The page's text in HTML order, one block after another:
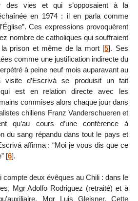
des vies et qui s’opposaient à la
en 1974 : il en parla comme
Ces expressions provoquèrent
nombre de catholiques qui souffraient
prison et même de la mort[5]. Ses
comme une justification indirecte du
à peine neuf mois auparavant au
d’Escrivá se produisit un fait
est en relation directe avec les
commises alors chaque jour dans
chiliens Franz Vanderschueren et
qu’au cours d’une conférence à
du sang répandu dans tout le pays et
affirma : “Moi je vous dis que ce
[6].
compte deux évêques au Chili : dans le
Mgr Adolfo Rodriguez (retraité) et à
Mgr Luis Gleisner. Cette